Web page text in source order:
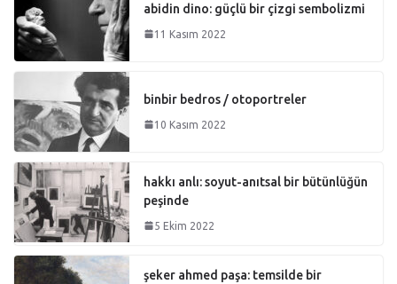
abidin dino: güçlü bir çizgi sembolizmi
11 Kasım 2022
binbir bedros / otoportreler
10 Kasım 2022
hakkı anlı: soyut-anıtsal bir bütünlüğün
peşinde
5 Ekim 2022
şeker ahmed paşa: temsilde bir